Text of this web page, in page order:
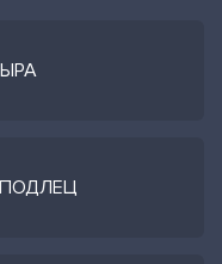
ПОДЛЕЦ